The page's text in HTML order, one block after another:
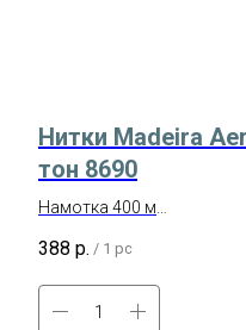
Нитки Madeira
тон 8690
Намотка 400 м
Состав: 100% полиэстр
388 р. / 1 pc